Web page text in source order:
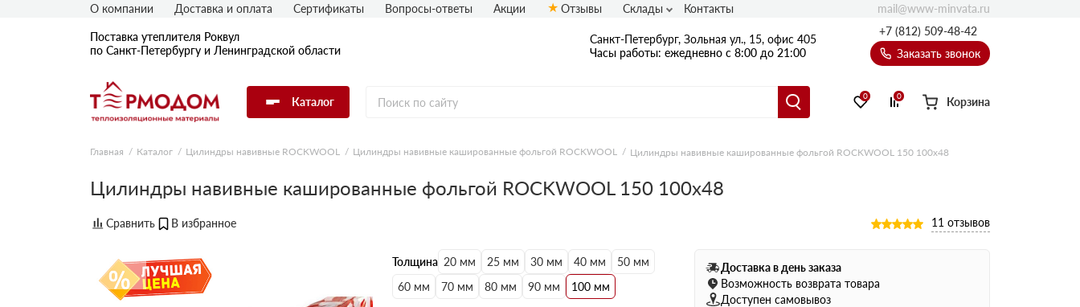
Поставка утеплителя Роквул
по Санкт-Петербургу и Ленинградской области
Санкт-Петербург, Зольная ул., 15, офис 405
Часы работы: ежедневно с 8:00 до 21:00
+7 (812) 509-48-42
Заказать звонок
Каталог 0 0 Корзина
О компании Доставка и оплата Сертификаты Вопросы-ответы Акции Отзывы Склады Контакты mail@www-minvata.ru
Главная Каталог Цилиндры навивные ROCKWOOL Цилиндры навивные кашированные фольгой ROCKWOOL Цилиндры навивные кашированные фольгой ROCKWOOL 150 100х48
Цилиндры навивные кашированные фольгой ROCKWOOL 150 100х48
11 отзывов
Толщина 20 мм 25 мм 30 мм 40 мм
50 мм
60 мм
70 мм 80 мм 90 мм 100 мм
Доставка в день заказа
Возможность возврата товара
Доступен самовывоз